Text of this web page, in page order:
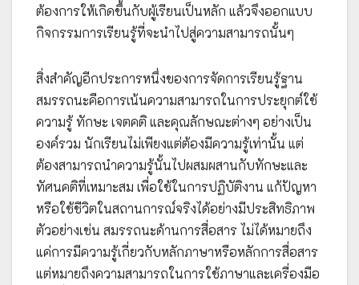
ต้องการให้เกิดขึ้นกับผู้เรียนเป็นหลัก แล้วจึงออกแบบ
กิจกรรมการเรียนรู้ที่จะนำไปสู่ความสามารถนั้นๆ
สิ่งสำคัญอีกประการหนึ่งของการจัดการเรียนรู้ฐาน
สมรรถนะคือการเน้นความสามารถในการประยุกต์ใช้
ความรู้ ทักษะ เจตคติ และคุณลักษณะต่างๆ อย่างเป็น
องค์รวม นักเรียนไม่เพียงแต่ต้องมีความรู้เท่านั้น แต่
ต้องสามารถนำความรู้นั้นไปผสมผสานกับทักษะและ
ทัศนคติที่เหมาะสม เพื่อใช้ในการปฏิบัติงาน แก้ปัญหา
หรือใช้ชีวิตในสถานการณ์จริงได้อย่างมีประสิทธิภาพ
ตัวอย่างเช่น สมรรถนะด้านการสื่อสาร ไม่ได้หมายถึง
แค่การมีความรู้เกี่ยวกับหลักภาษาหรือหลักการสื่อสาร
แต่หมายถึงความสามารถในการใช้ภาษาและเครื่องมือ